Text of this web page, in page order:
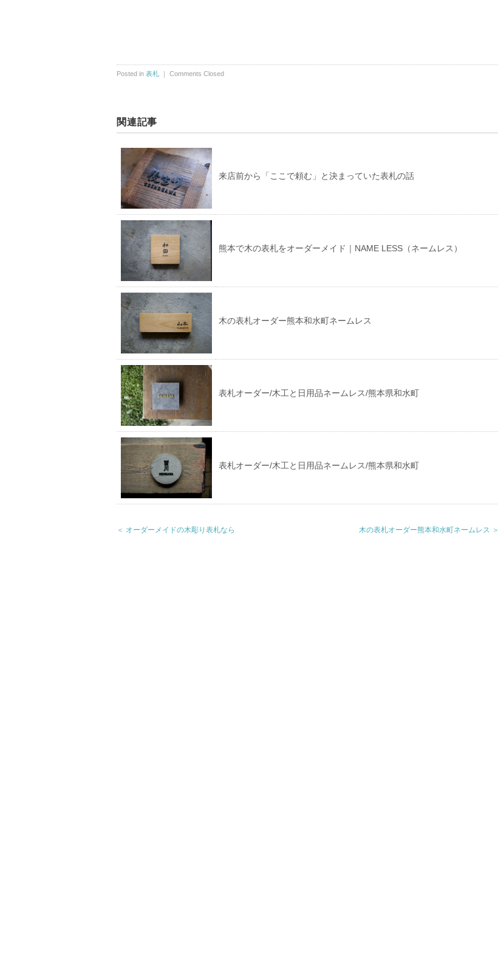
Posted in 表札 Comments Closed
関連記事
来店前から「ここで頼む」と決まっていた表札の話
熊本で木の表札をオーダーメイド｜NAME LESS（ネームレス）
木の表札オーダー熊本和水町ネームレス
表札オーダー/木工と日用品ネームレス/熊本県和水町
表札オーダー/木工と日用品ネームレス/熊本県和水町
＜ オーダーメイドの木彫り表札なら 木の表札オーダー熊本和水町ネームレス ＞